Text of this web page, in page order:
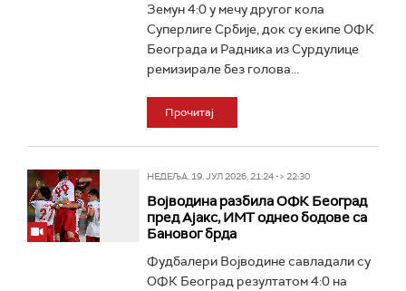
Земун 4:0 у мечу другог кола
Суперлиге Србије, док су екипе ОФК
Београда и Радника из Сурдулице
ремизирале без голова...
Прочитај
НЕДЕЉА, 19. ЈУЛ 2026, 21:24 -> 22:30
Војводина разбила ОФК Београд
пред Ајакс, ИМТ однео бодове са
Бановог брда
Фудбалери Војводине савладали су
ОФК Београд резултатом 4:0 на